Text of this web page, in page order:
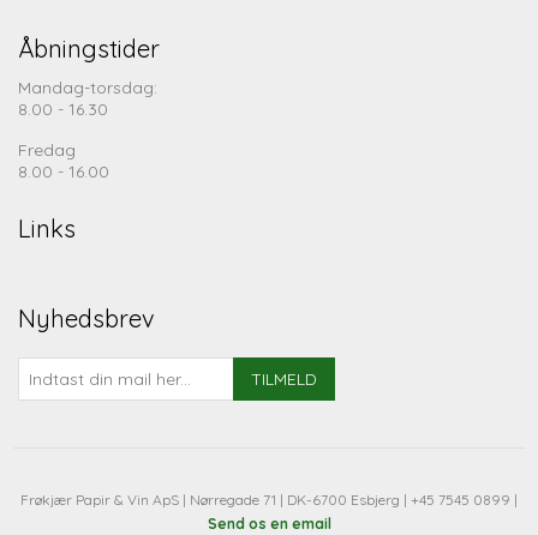
Åbningstider
Mandag-torsdag:
8.00 - 16.30
Fredag
8.00 - 16.00
Links
Nyhedsbrev
TILMELD
Frøkjær Papir & Vin ApS | Nørregade 71 | DK-6700 Esbjerg | +45 7545 0899 |
Send os en email